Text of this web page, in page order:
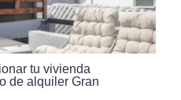
tu vivienda
de alquiler Gran